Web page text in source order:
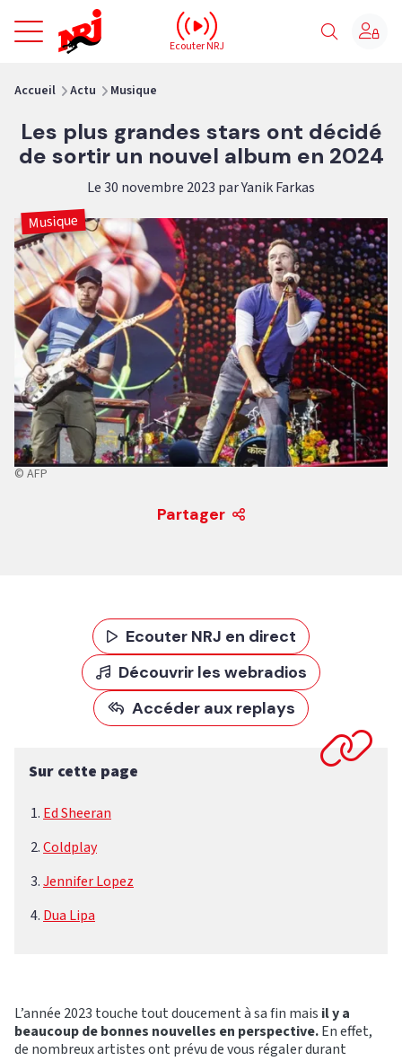
NRJ - Accueil
Ecouter NRJ
Accueil Actu Musique
Les plus grandes stars ont décidé
de sortir un nouvel album en 2024
Le 30 novembre 2023 par Yanik Farkas
Musique
© AFP
Partager
Ecouter NRJ en direct
Découvrir les webradios
Accéder aux replays
Sur cette page
Ed Sheeran
Coldplay
Jennifer Lopez
Dua Lipa
L’année 2023 touche tout doucement à sa fin mais il y a
beaucoup de bonnes nouvelles en perspective.En effet,
de nombreux artistes ont prévu de vous régaler durant